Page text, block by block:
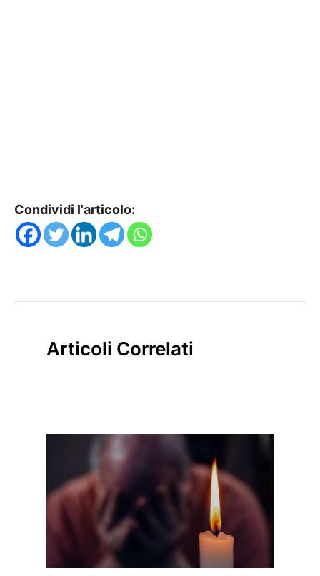
Condividi l'articolo:
Articoli Correlati